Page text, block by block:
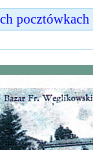
pocztówkach